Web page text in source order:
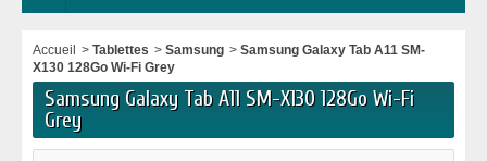
Accueil > Tablettes > Samsung > Samsung Galaxy Tab A11 SM-
X130 128Go Wi-Fi Grey
Samsung Galaxy Tab A11 SM-X130 128Go Wi-Fi
Grey